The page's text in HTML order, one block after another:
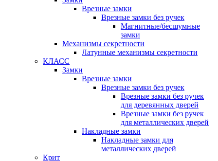
Врезные замки
Врезные замки без ручек
Магнитные/бесшумные
замки
Механизмы секретности
Латунные механизмы секретности
КЛАСС
Замки
Врезные замки
Врезные замки без ручек
Врезные замки без ручек
для деревянных дверей
Врезные замки без ручек
для металлических дверей
Накладные замки
Накладные замки для
металлических дверей
Крит